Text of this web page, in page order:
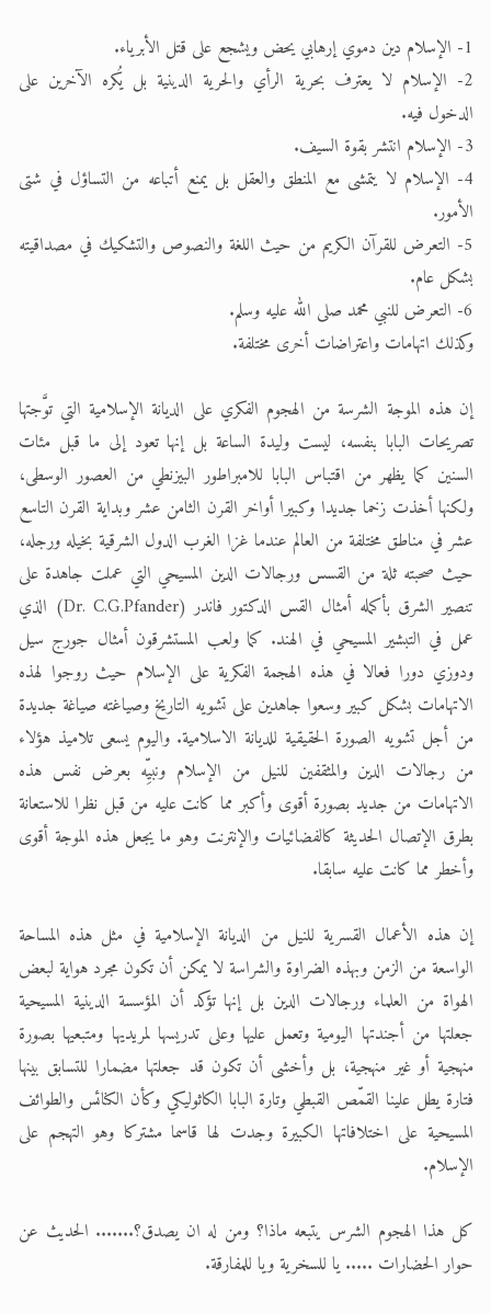
1- الإسلام دين دموي إرهابي يحض ويشجع على قتل الأبرياء.
2- الإسلام لا يعترف بحرية الرأي والحرية الدينية بل يُكره الآخرين على
الدخول فيه.
3- الإسلام انتشر بقوة السيف.
4- الإسلام لا يتمشى مع المنطق والعقل بل يمنع أتباعه من التساؤل في شتى
الأمور.
5- التعرض للقرآن الكريم من حيث اللغة والنصوص والتشكيك في مصداقيته
بشكل عام.
6- التعرض للنبي محمد صلى الله عليه وسلم.
وكذلك اتهامات واعتراضات أخرى مختلفة.
إن هذه الموجة الشرسة من الهجوم الفكري على الديانة الإسلامية التي توَّجتها
تصريحات البابا بنفسه، ليست وليدة الساعة بل إنها تعود إلى ما قبل مئات
السنين كما يظهر من اقتباس البابا للامبراطور البيزنطي من العصور الوسطى،
ولكنها أخذت زخما جديدا وكبيرا أواخر القرن الثامن عشر وبداية القرن التاسع
عشر في مناطق مختلفة من العالم عندما غزا الغرب الدول الشرقية بخيله ورجله،
حيث صحبته ثلة من القسس ورجالات الدين المسيحي التي عملت جاهدة على
تنصير الشرق بأكمله أمثال القس الدكتور فاندر (Dr. C.G.Pfander) الذي
عمل في التبشير المسيحي في الهند. كما ولعب المستشرقون أمثال جورج سيل
ودوزي دورا فعالا في هذه الهجمة الفكرية على الإسلام حيث روجوا لهذه
الاتهامات بشكل كبير وسعوا جاهدين على تشويه التاريخ وصياغته صياغة جديدة
من أجل تشويه الصورة الحقيقية للديانة الاسلامية. واليوم يسعى تلاميذ هؤلاء
من رجالات الدين والمثقفين للنيل من الإسلام ونبيِّه بعرض نفس هذه
الاتهامات من جديد بصورة أقوى وأكبر مما كانت عليه من قبل نظرا للاستعانة
بطرق الإتصال الحديثة كالفضائيات والإنترنت وهو ما يجعل هذه الموجة أقوى
وأخطر مما كانت عليه سابقا.
إن هذه الأعمال القسرية للنيل من الديانة الإسلامية في مثل هذه المساحة
الواسعة من الزمن وبهذه الضراوة والشراسة لا يمكن أن تكون مجرد هواية لبعض
الهواة من العلماء ورجالات الدين بل إنها تؤكد أن المؤسسة الدينية المسيحية
جعلتها من أجندتها اليومية وتعمل عليها وعلى تدريسها لمريديها ومتبعيها بصورة
منهجية أو غير منهجية، بل وأخشى أن تكون قد جعلتها مضمارا للتسابق بينها
فتارة يطل علينا القمّص القبطي وتارة البابا الكاثوليكي وكأن الكنائس والطوائف
المسيحية على اختلافاتها الكبيرة وجدت لها قاسما مشتركا وهو التهجم على
الإسلام.
كل هذا الهجوم الشرس يتبعه ماذا؟ ومن له ان يصدق؟....... الحديث عن
حوار الحضارات ..... يا للسخرية ويا للمفارقة.